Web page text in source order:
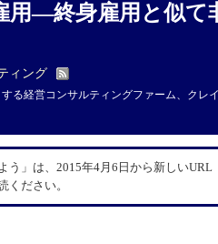
用―終身雇用と似て
ィング
る経営コンサルティングファーム、クレ
う」は、2015年4月6日から新しいURL
ください。